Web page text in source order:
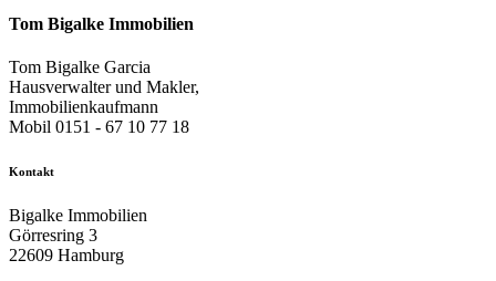
Tom Bigalke Immobilien
Tom Bigalke Garcia
Hausverwalter und Makler,
Immobilienkaufmann
Mobil 0151 - 67 10 77 18
Kontakt
Bigalke Immobilien
Görresring 3
22609 Hamburg